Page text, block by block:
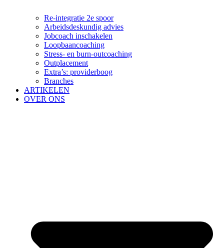
Re-integratie 2e spoor
Arbeidsdeskundig advies
Jobcoach inschakelen
Loopbaancoaching
Stress- en burn-outcoaching
Outplacement
Extra’s: providerboog
Branches
ARTIKELEN
OVER ONS